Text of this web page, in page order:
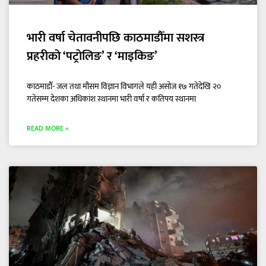
भारी वर्षा चेतावनीपछि काठमाडौँमा सशस्त्र
प्रहरीको ‘पट्रोलिङ’ र ‘माइकिङ’
काठमाडौँ- जल तथा मौसम विज्ञान विभागले यही असोज १७ गतेदेखि २०
गतेसम्म देशका अधिकांश स्थानमा भारी वर्षा र कतिपय स्थानमा
READ MORE »